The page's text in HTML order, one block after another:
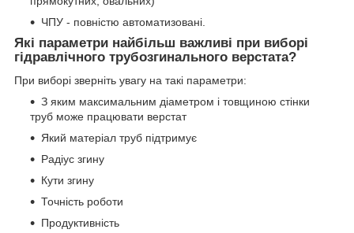
ЧПУ - повністю автоматизовані.
Які параметри найбільш важливі при виборі
гідравлічного трубозгинального верстата?
При виборі зверніть увагу на такі параметри:
З яким максимальним діаметром і товщиною стінки
труб може працювати верстат
Який матеріал труб підтримує
Радіус згину
Кути згину
Точність роботи
Продуктивність